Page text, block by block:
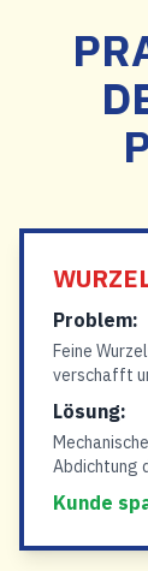
Problem:
Feine
verschafft
Lösung:
Abdichtung
Kunde